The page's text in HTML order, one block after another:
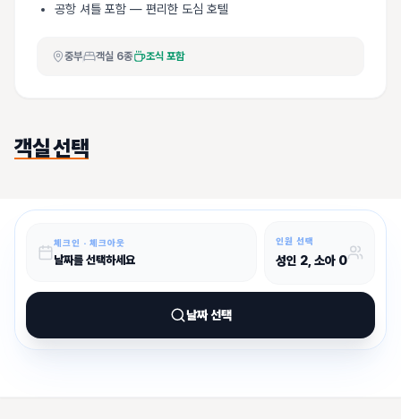
공항 셔틀 포함 — 편리한 도심 호텔
중부 객실 6종 조식 포함
객실 선택
체크인 · 체크아웃
날짜를 선택하세요
인원 선택
성인 2 , 소아 0
날짜 선택